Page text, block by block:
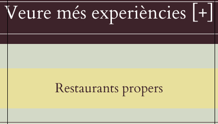
Veure més experiències [+]
Restaurants propers